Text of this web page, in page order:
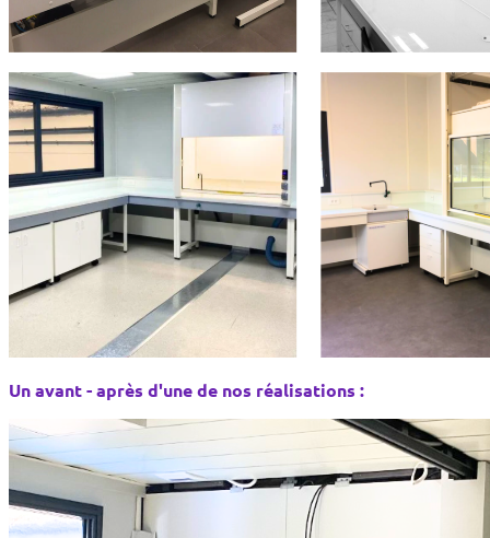
Un avant - après d'une de nos réalisations :